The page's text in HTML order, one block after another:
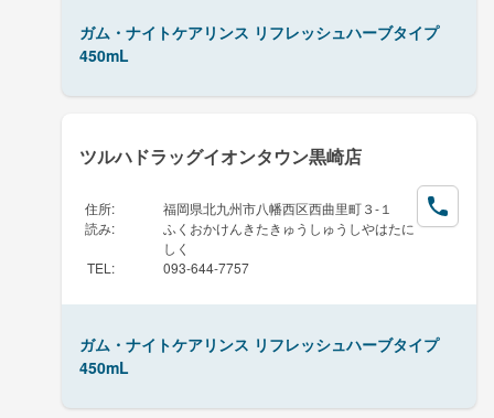
ガム・ナイトケアリンス リフレッシュハーブタイプ
450mL
ツルハドラッグイオンタウン黒崎店
住所:
福岡県北九州市八幡西区西曲里町３-１
読み:
ふくおかけんきたきゅうしゅうしやはたに
しく
TEL : 093-644-7757
ガム・ナイトケアリンス リフレッシュハーブタイプ
450mL